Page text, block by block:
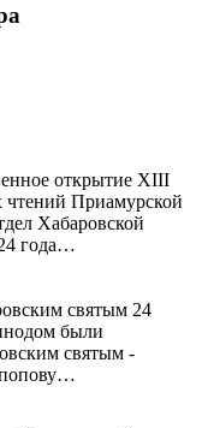
открытие XIII
чтений Приамурской
Хабаровской
года…
святым 24
были
святым -
…